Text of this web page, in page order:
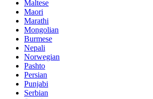
Maltese
Maori
Marathi
Mongolian
Burmese
Nepali
Norwegian
Pashto
Persian
Punjabi
Serbian